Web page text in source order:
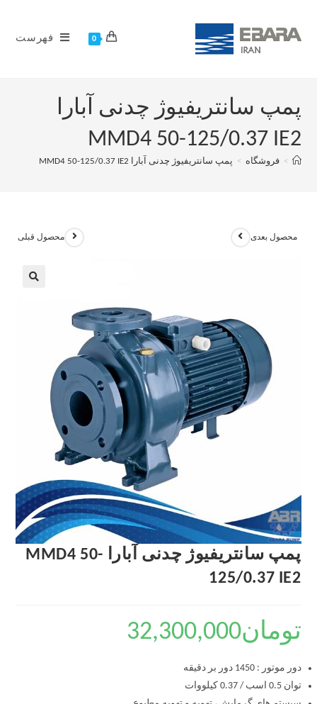
0 فهرست
پمپ سانتریفیوژ چدنی آبارا
MMD4 50-125/0.37 IE2
> فروشگاه > پمپ سانتریفیوژ چدنی آبارا MMD4 50-125/0.37 IE2
محصول قبلی محصول بعدی
پمپ سانتریفیوژ چدنی آبارا MMD4 50-
125/0.37 IE2
تومان32,300,000
دور موتور : 1450 دور بر دقیقه
توان 0.5 اسب / 0.37 کیلووات